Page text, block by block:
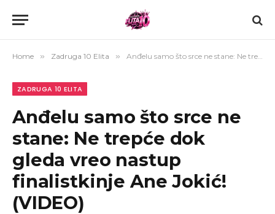
Home » Zadruga 10 Elita » Anđelu samo što srce ne stane: Ne trepće dok gleda vreo nastup finalistkinje Ane Jokić! (VIDEO)
ZADRUGA 10 ELITA
Anđelu samo što srce ne
stane: Ne trepće dok
gleda vreo nastup
finalistkinje Ane Jokić!
(VIDEO)